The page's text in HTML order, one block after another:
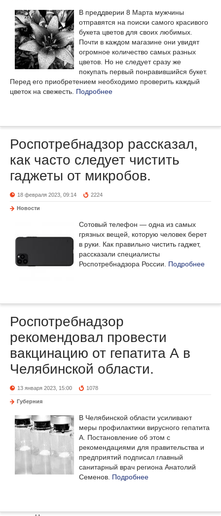
В преддверии 8 Марта мужчины
отправятся на поиски самого красивого
букета цветов для своих любимых.
Почти в каждом магазине они увидят
огромное количество самых разных
цветов. Но не следует сразу же
покупать первый понравившийся букет.
Перед его приобретением необходимо проверить каждый
цветок на свежесть. Подробнее
Роспотребнадзор рассказал,
как часто следует чистить
гаджеты от микробов.
18 февраля 2023, 09:14 2224
Новости
Сотовый телефон — одна из самых
грязных вещей, которую человек берет
в руки. Как правильно чистить гаджет,
рассказали специалисты
Роспотребнадзора России. Подробнее
Роспотребнадзор
рекомендовал провести
вакцинацию от гепатита А в
Челябинской области.
13 января 2023, 15:00 1078
Губерния
В Челябинской области усиливают
меры профилактики вирусного гепатита
А. Постановление об этом с
рекомендациями для правительства и
предприятий подписал главный
санитарный врач региона Анатолий
Семенов. Подробнее